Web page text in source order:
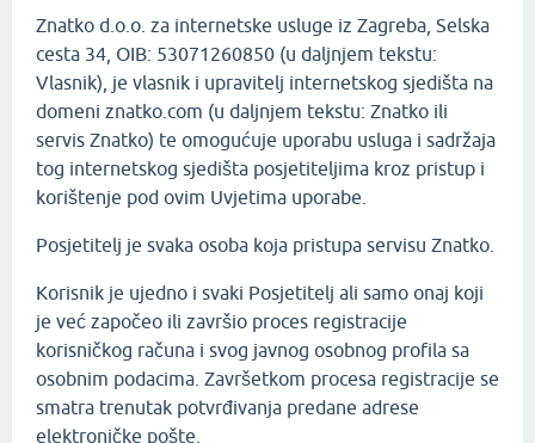
Znatko d.o.o. za internetske usluge iz Zagreba, Selska
cesta 34, OIB: 53071260850 (u daljnjem tekstu:
Vlasnik), je vlasnik i upravitelj internetskog sjedišta na
domeni znatko.com (u daljnjem tekstu: Znatko ili
servis Znatko) te omogućuje uporabu usluga i sadržaja
tog internetskog sjedišta posjetiteljima kroz pristup i
korištenje pod ovim Uvjetima uporabe.
Posjetitelj je svaka osoba koja pristupa servisu Znatko.
Korisnik je ujedno i svaki Posjetitelj ali samo onaj koji
je već započeo ili završio proces registracije
korisničkog računa i svog javnog osobnog profila sa
osobnim podacima. Završetkom procesa registracije se
smatra trenutak potvrđivanja predane adrese
elektroničke pošte.